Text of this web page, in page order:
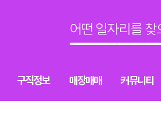
구직정보 매장매매 커뮤니티